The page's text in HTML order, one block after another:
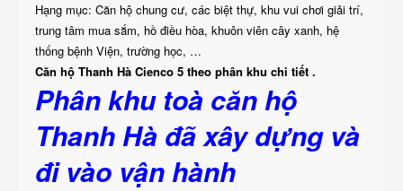
Hạng mục: Căn hộ chung cư, các biệt thự, khu vui chơi giải trí,
trung tâm mua sắm, hồ điều hòa, khuôn viên cây xanh, hệ
thống bệnh Viện, trường học, …
Căn hộ Thanh Hà Cienco 5 theo phân khu chi tiết .
Phân khu toà căn hộ
Thanh Hà đã xây dựng và
đi vào vận hành